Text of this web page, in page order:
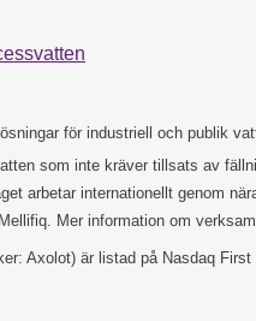
för industriell och publik
som inte kräver tillsats av
arbetar internationellt genom
Mer information om
Axolot) är listad på Nasdaq